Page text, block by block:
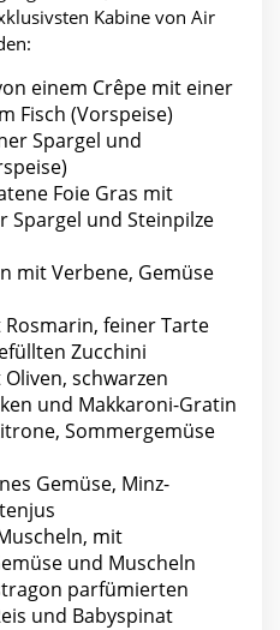
Kabine von Air
einem Crêpe mit einer
Fisch (Vorspeise)
Spargel und
Foie Gras mit
Spargel und Steinpilze
mit Verbene, Gemüse
feiner Tarte
Zucchini
schwarzen
und Makkaroni-Gratin
Sommergemüse
Gemüse, Minz-
mit
und Muscheln
parfümierten
und Babyspinat